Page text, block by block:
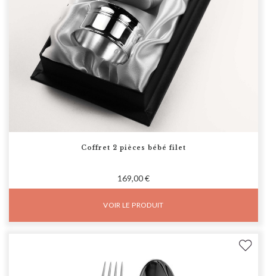
Coffret 2 pièces bébé filet
169,00 €
VOIR LE PRODUIT